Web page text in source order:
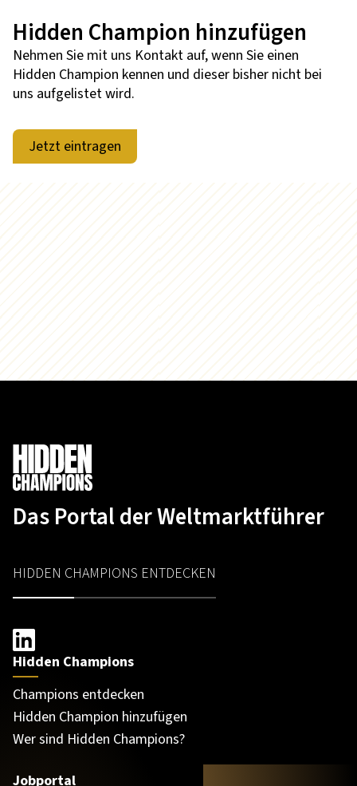
Hidden Champion hinzufügen
Nehmen Sie mit uns Kontakt auf, wenn Sie einen
Hidden Champion kennen und dieser bisher nicht bei
uns aufgelistet wird.
Jetzt eintragen
Das Portal der Weltmarktführer
HIDDEN CHAMPIONS ENTDECKEN
Hidden Champions
Champions entdecken
Hidden Champion hinzufügen
Wer sind Hidden Champions?
Jobportal